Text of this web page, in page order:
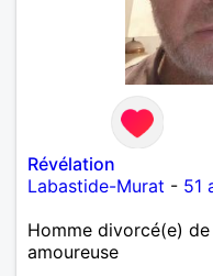
Révélation
Labastide-Murat - 51
Homme divorcé(e)
amoureuse